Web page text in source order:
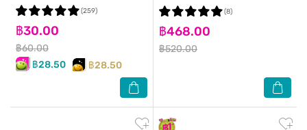
฿30.00
฿60.00
฿28.50
฿28.50
(259)
฿468.00
฿520.00
(8)